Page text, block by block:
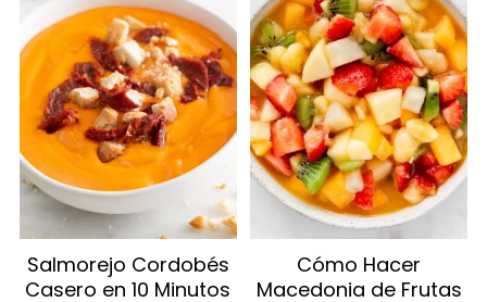
Salmorejo Cordobés
Casero en 10 Minutos
Cómo Hacer
Macedonia de Frutas